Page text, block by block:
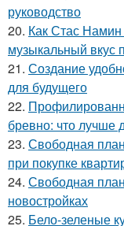
руководство
20. Как Стас
музыкальный вкус
21. Создание
для будущего
22.
бревно: что лучше
23. Свободная
при покупке
24. Свободная
новостройках
25. Бело-зеленые